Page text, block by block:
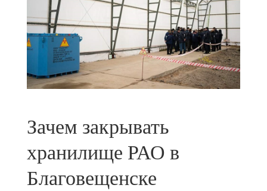
Зачем закрывать
хранилище РАО в
Благовещенске